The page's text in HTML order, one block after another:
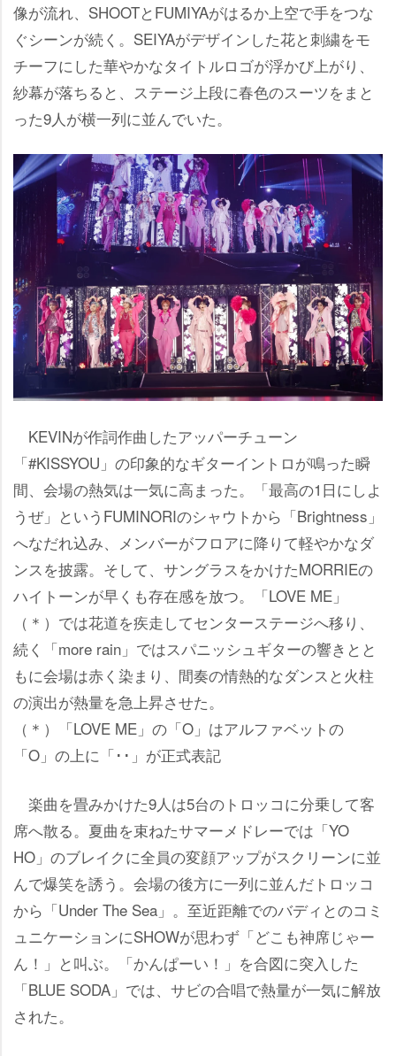
像が流れ、SHOOTとFUMIYAがはるか上空で手をつな
ぐシーンが続く。SEIYAがデザインした花と刺繍をモ
チーフにした華やかなタイトルロゴが浮かび上がり、
紗幕が落ちると、ステージ上段に春色のスーツをまと
った9人が横一列に並んでいた。
KEVINが作詞作曲したアッパーチューン
「#KISSYOU」の印象的なギターイントロが鳴った瞬
間、会場の熱気は一気に高まった。「最高の1日にしよ
うぜ」というFUMINORIのシャウトから「Brightness」
へなだれ込み、メンバーがフロアに降りて軽やかなダ
ンスを披露。そして、サングラスをかけたMORRIEの
ハイトーンが早くも存在感を放つ。「LOVE ME」
（＊）では花道を疾走してセンターステージへ移り、
続く「more rain」ではスパニッシュギターの響きとと
もに会場は赤く染まり、間奏の情熱的なダンスと火柱
の演出が熱量を急上昇させた。
（＊）「LOVE ME」の「O」はアルファベットの
「O」の上に「･･」が正式表記
楽曲を畳みかけた9人は5台のトロッコに分乗して客
席へ散る。夏曲を束ねたサマーメドレーでは「YO
HO」のブレイクに全員の変顔アップがスクリーンに並
んで爆笑を誘う。会場の後方に一列に並んだトロッコ
から「Under The Sea」。至近距離でのバディとのコミ
ュニケーションにSHOWが思わず「どこも神席じゃー
ん！」と叫ぶ。「かんぱーい！」を合図に突入した
「BLUE SODA」では、サビの合唱で熱量が一気に解放
された。